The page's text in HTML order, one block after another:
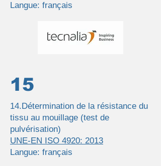
Langue: français
15
14.Détermination de la résistance du
tissu au mouillage (test de
pulvérisation)
UNE-EN ISO 4920: 2013
Langue: français